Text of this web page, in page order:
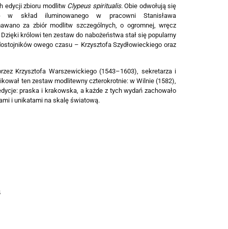
edycji zbioru modlitw Clypeus spiritualis. Obie odwołują się
w skład iluminowanego w pracowni Stanisława
za zbiór modlitw szcze­gólnych, o ogromnej, wręcz
królowi ten zestaw do nabożeństwa stał się popularny
owego czasu – Krzysztofa Szydłowieckiego oraz
Krzysztofa Warszewickiego (1543–1603), sekretarza i
ten zestaw modlitewny czterokrotnie: w Wilnie (1582),
praska i krakowska, a każde z tych wydań zachowało
i unikatami na skalę światową.